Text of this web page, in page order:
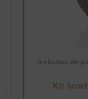
Artículos de
Kit